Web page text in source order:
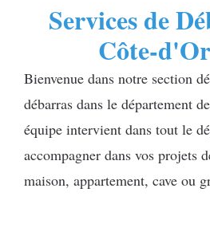
Services de
Côte-
Bienvenue dans notre section
débarras dans le département
équipe intervient dans tout le
accompagner dans vos projets
maison, appartement, cave ou